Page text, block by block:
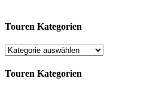
Touren Kategorien
Touren Kategorien